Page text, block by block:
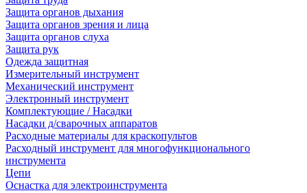
Защита органов дыхания
Защита органов зрения и лица
Защита органов слуха
Защита рук
Одежда защитная
Измерительный инструмент
Механический инструмент
Электронный инструмент
Комплектующие / Насадки
Насадки д/сварочных аппаратов
Расходные материалы для краскопультов
Расходный инструмент для многофункционального
инструмента
Цепи
Оснастка для электроинструмента